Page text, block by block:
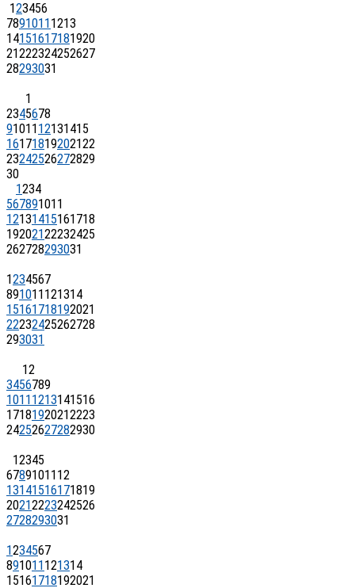
123456
7891011 1213
14151617181920
21222324252627
28293031
1
2345678
91011 12131415
16171819202122
23242526272829
30
1234
567891011
12131415161718
19202122232425
262728293031
1234567
891011 121314
15161718192021
22232425262728
293031
12
3456789
1011 1213141516
17181920212223
24252627282930
12345
67891011 12
13141516171819
20212223242526
2728293031
1234567
891011 121314
15161718192021